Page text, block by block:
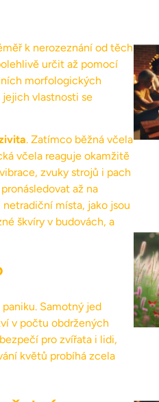
k nerozeznání od těch
určit až pomocí
morfologických
vlastnosti se
. Zatímco běžná včela
včela reaguje okamžitě
zvuky strojů i pach
až na
místa, jako jsou
škvíry v budovách, a
Samotný jed
v počtu obdržených
pro zvířata i lidi,
květů probíhá zcela